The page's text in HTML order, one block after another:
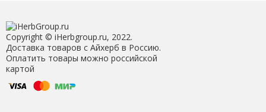
Copyright © iHerbgroup.ru, 2022.
Доставка товаров с Айхерб в Россию.
Оплатить товары можно российской
картой